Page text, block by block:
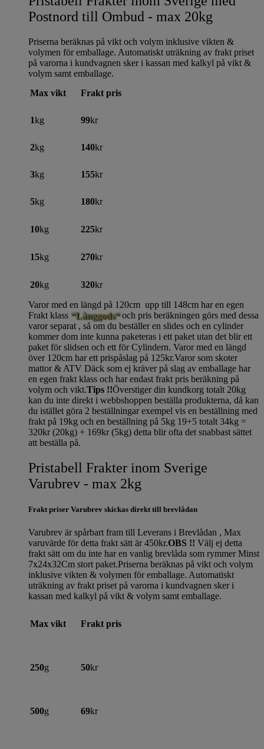
Postnord till Ombud - max 20kg
Priserna beräknas på vikt och volym inklusive vikten &
volymen för emballage. Automatiskt uträkning av frakt priset
på varorna i kundvagnen sker i kassan med kalkyl på vikt &
volym samt emballage.
Max vikt
Frakt pris
1kg 99kr
2kg 140kr
3kg 155kr
5kg 180kr
10kg 225kr
15kg 270kr
20kg 320kr
Varor med en längd på 120cm upp till 148cm har en egen
Frakt klass “Långgods“och pris beräkningen görs med dessa
varor separat , så om du beställer en slides och en cylinder
kommer dom inte kunna paketeras i ett paket utan det blir ett
paket för slidsen och ett för Cylindern. Varor med en längd
över 120cm har ett prispåslag på 125kr.Varor som skoter
mattor & ATV Däck som ej kräver på slag av emballage har
en egen frakt klass och har endast frakt pris beräkning på
volym och vikt.Tips !!Överstiger din kundkorg totalt 20kg
kan du inte direkt i webbshoppen beställa produkterna, då kan
du istället göra 2 beställningar exempel vis en beställning med
frakt på 19kg och en beställning på 5kg 19+5 totalt 34kg =
320kr (20kg) + 169kr (5kg) detta blir ofta det snabbast sättet
att beställa på.
Pristabell Frakter inom Sverige
Varubrev - max 2kg
Frakt priser Varubrev skickas direkt till brevlådan
Varubrev är spårbart fram till Leverans i Brevlådan , Max
varuvärde för detta frakt sätt är 450kr.OBS !! Välj ej detta
frakt sätt om du inte har en vanlig brevlåda som rymmer Minst
7x24x32Cm stort paket.Priserna beräknas på vikt och volym
inklusive vikten & volymen för emballage. Automatiskt
uträkning av frakt priset på varorna i kundvagnen sker i
kassan med kalkyl på vikt & volym samt emballage.
Max vikt Frakt pris
250g 50kr
500g 69kr